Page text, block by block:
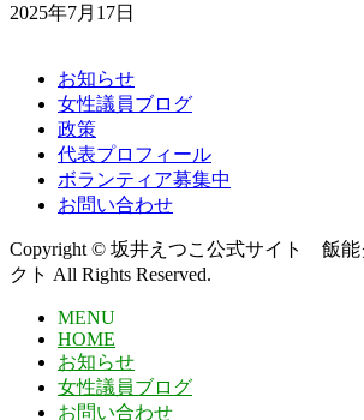
2025年7月17日
お知らせ
女性議員ブログ
政策
代表プロフィール
ボランティア募集中
お問い合わせ
Copyright © 坂井えつこ公式サイト 飯能
クト All Rights Reserved.
MENU
HOME
お知らせ
女性議員ブログ
お問い合わせ